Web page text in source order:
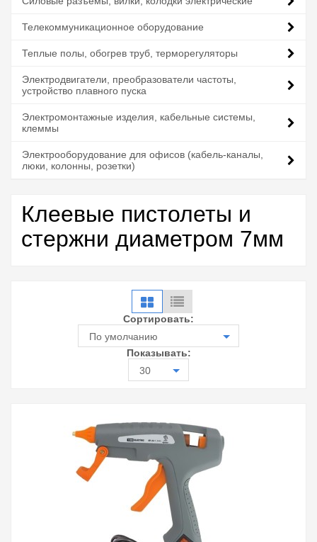
Телекоммуникационное оборудование
Теплые полы, обогрев труб, терморегуляторы
Электродвигатели, преобразователи частоты,
устройство плавного пуска
Электромонтажные изделия, кабельные системы,
клеммы
Электрооборудование для офисов (кабель-каналы,
люки, колонны, розетки)
Клеевые пистолеты и
стержни диаметром 7мм
Сортировать:
По умолчанию
Показывать:
30